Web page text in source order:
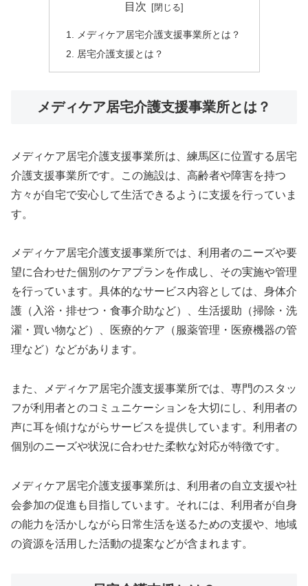
目次
メディケア居宅介護支援事業所とは？
居宅介護支援とは？
メディケア居宅介護支援事業所とは？
メディケア居宅介護支援事業所は、練馬区に位置する居宅
介護支援事業所です。この施設は、高齢者や障害を持つ
方々が自宅で安心して生活できるように支援を行っていま
す。
メディケア居宅介護支援事業所では、利用者のニーズや要
望に合わせた個別のケアプランを作成し、その実施や管理
を行っています。具体的なサービス内容としては、身体介
護（入浴・排せつ・食事介助など）、生活援助（掃除・洗
濯・買い物など）、医療的ケア（服薬管理・医療機器の管
理など）などがあります。
また、メディケア居宅介護支援事業所では、専門のスタッ
フが利用者とのコミュニケーションを大切にし、利用者の
声に耳を傾けながらサービスを提供しています。利用者の
個別のニーズや状況に合わせた柔軟な対応が特徴です。
メディケア居宅介護支援事業所は、利用者の自立支援や社
会参加の促進も目指しています。それには、利用者が自身
の能力を活かしながら日常生活を送るための支援や、地域
の資源を活用した活動の提案などが含まれます。